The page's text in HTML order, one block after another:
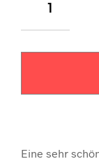
Eine sehr